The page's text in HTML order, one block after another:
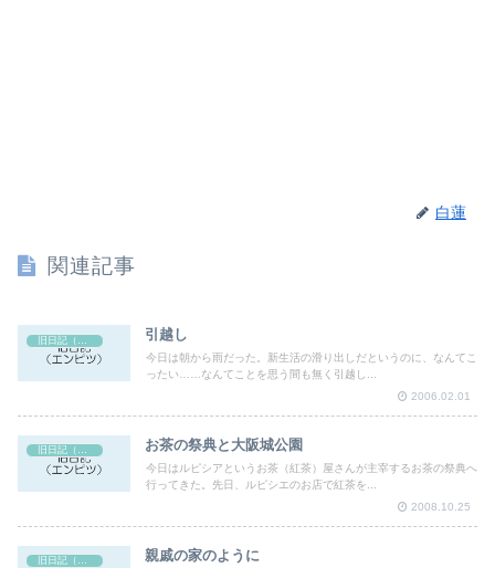
白蓮
関連記事
引越し
今日は朝から雨だった。新生活の滑り出しだというのに、なんてこ
ったい……なんてことを思う間も無く引越し...
2006.02.01
旧日記（エンピツ） お茶の祭典と大阪城公園
今日はルピシアというお茶（紅茶）屋さんが主宰するお茶の祭典へ
行ってきた。先日、ルピシエのお店で紅茶を...
2008.10.25
旧日記（エンピツ） 親戚の家のように